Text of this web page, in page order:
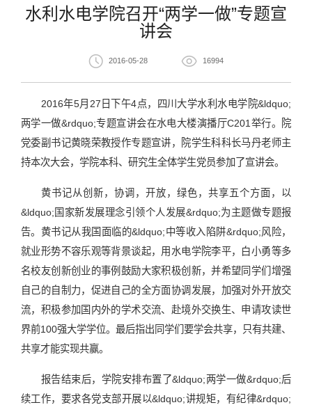
水利水电学院召开“两学一做”专题宣
讲会
2016-05-28 16994
2016年5月27日下午4点，四川大学水利水电学院&ldquo;
两学一做&rdquo;专题宣讲会在水电大楼演播厅C201举行。院
党委副书记黄晓荣教授作专题宣讲，院学生科科长马丹老师主
持本次大会，学院本科、研究生全体学生党员参加了宣讲会。
黄书记从创新，协调，开放，绿色，共享五个方面，以
&ldquo;国家新发展理念引领个人发展&rdquo;为主题做专题报
告。黄书记从我国面临的&ldquo;中等收入陷阱&rdquo;风险，
就业形势不容乐观等背景谈起，用水电学院李平，白小勇等多
名校友创新创业的事例鼓励大家积极创新，并希望同学们增强
自己的自制力，促进自己的全方面协调发展，加强对外开放交
流，积极参加国内外的学术交流、赴境外交换生、申请攻读世
界前100强大学学位。最后指出同学们要学会共享，只有共建、
共享才能实现共赢。
报告结束后，学院安排布置了&ldquo;两学一做&rdquo;后
续工作，要求各党支部开展以&ldquo;讲规矩，有纪律&rdquo;